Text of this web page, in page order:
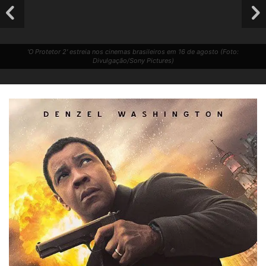
'O Protetor 2' estreia nos cinemas brasileiros em 16 de agosto (Foto:
Divulgação/Sony Pictures)
'O Protetor 2' estreia nos cinemas brasileiros em 16 de agosto (Foto:
Divulgação/Sony Pictures)